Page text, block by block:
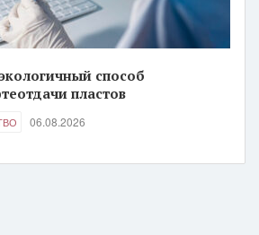
способ
пластов
06.08.2026